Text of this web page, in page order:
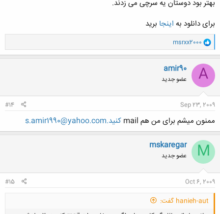
بهتر بود دوستان یه سرچی می زدند.
برای دانلود به اینجا برید
و
ا
ک
ن
ش
ه
ا
msrxx2000
A
amir90
عضو جدید
Sep 23, 2009
#14
ممنون میشم برای من هم mail کنید.s.amir1990@yahoo.com
M
mskaregar
عضو جدید
Oct 6, 2009
#15
hanieh-aut گفت: